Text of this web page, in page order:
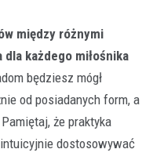
między różnymi
każdego miłośnika
będziesz mógł
od posiadanych form, a
że praktyka
dostosowywać